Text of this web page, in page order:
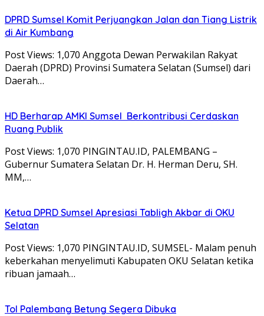
DPRD Sumsel Komit Perjuangkan Jalan dan Tiang Listrik
di Air Kumbang
Post Views: 1,070 Anggota Dewan Perwakilan Rakyat
Daerah (DPRD) Provinsi Sumatera Selatan (Sumsel) dari
Daerah…
HD Berharap AMKI Sumsel Berkontribusi Cerdaskan
Ruang Publik
Post Views: 1,070 PINGINTAU.ID, PALEMBANG –
Gubernur Sumatera Selatan Dr. H. Herman Deru, SH.
MM,…
Ketua DPRD Sumsel Apresiasi Tabligh Akbar di OKU
Selatan
Post Views: 1,070 PINGINTAU.ID, SUMSEL- Malam penuh
keberkahan menyelimuti Kabupaten OKU Selatan ketika
ribuan jamaah…
Tol Palembang Betung Segera Dibuka